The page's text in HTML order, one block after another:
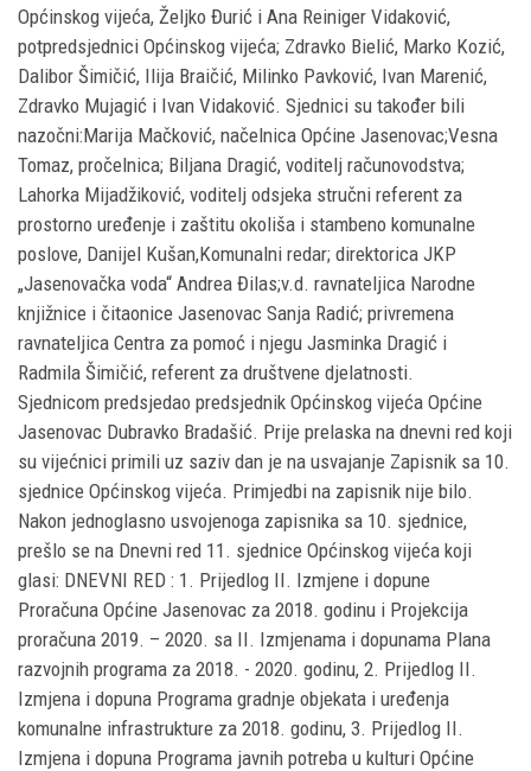
Općinskog vijeća, Željko Đurić i Ana Reiniger Vidaković,
potpredsjednici Općinskog vijeća; Zdravko Bielić, Marko Kozić,
Dalibor Šimičić, Ilija Braičić, Milinko Pavković, Ivan Marenić,
Zdravko Mujagić i Ivan Vidaković. Sjednici su također bili
nazočni:Marija Mačković, načelnica Općine Jasenovac;Vesna
Tomaz, pročelnica; Biljana Dragić, voditelj računovodstva;
Lahorka Mijadžiković, voditelj odsjeka stručni referent za
prostorno uređenje i zaštitu okoliša i stambeno komunalne
poslove, Danijel Kušan,Komunalni redar; direktorica JKP
„Jasenovačka voda“ Andrea Đilas;v.d. ravnateljica Narodne
knjižnice i čitaonice Jasenovac Sanja Radić; privremena
ravnateljica Centra za pomoć i njegu Jasminka Dragić i
Radmila Šimičić, referent za društvene djelatnosti.
Sjednicom predsjedao predsjednik Općinskog vijeća Općine
Jasenovac Dubravko Bradašić. Prije prelaska na dnevni red koji
su vijećnici primili uz saziv dan je na usvajanje Zapisnik sa 10.
sjednice Općinskog vijeća. Primjedbi na zapisnik nije bilo.
Nakon jednoglasno usvojenoga zapisnika sa 10. sjednice,
prešlo se na Dnevni red 11. sjednice Općinskog vijeća koji
glasi: DNEVNI RED : 1. Prijedlog II. Izmjene i dopune
Proračuna Općine Jasenovac za 2018. godinu i Projekcija
proračuna 2019. – 2020. sa II. Izmjenama i dopunama Plana
razvojnih programa za 2018. - 2020. godinu, 2. Prijedlog II.
Izmjena i dopuna Programa gradnje objekata i uređenja
komunalne infrastrukture za 2018. godinu, 3. Prijedlog II.
Izmjena i dopuna Programa javnih potreba u kulturi Općine